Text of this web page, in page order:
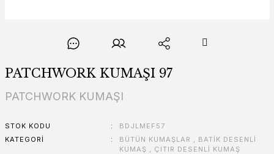
PATCHWORK KUMAŞI 97
PATCHWORK KUMAŞI
STOK KODU
BDJLMEF57
KATEGORI
BÜTÜN KUMAŞLAR , BATİK DESENLİ
KUMAŞ , ÇITIR DESENLİ KUMAŞ